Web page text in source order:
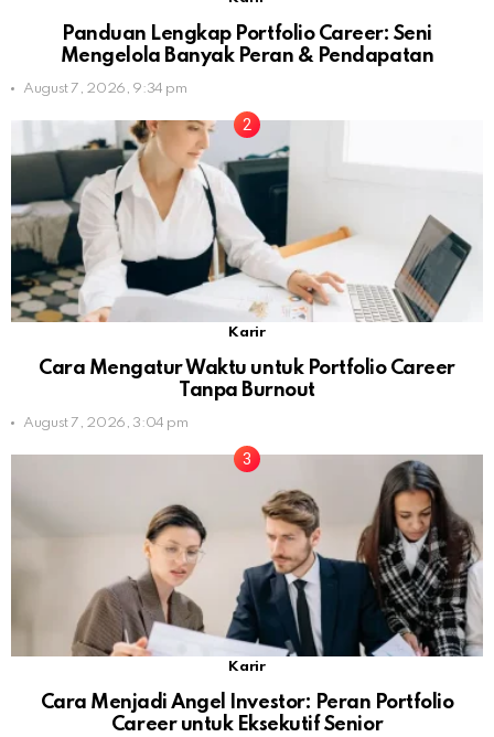
Panduan Lengkap Portfolio Career: Seni
Mengelola Banyak Peran & Pendapatan
August 7, 2026, 9:34 pm
Karir
Cara Mengatur Waktu untuk Portfolio Career
Tanpa Burnout
August 7, 2026, 3:04 pm
Karir
Cara Menjadi Angel Investor: Peran Portfolio
Career untuk Eksekutif Senior